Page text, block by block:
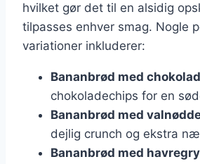
hvilket gør det til en alsidig
tilpasses enhver smag. Nogle
variationer inkluderer:
Bananbrød med
chokoladechips for en
Bananbrød med
dejlig crunch og ekstra
Bananbrød med